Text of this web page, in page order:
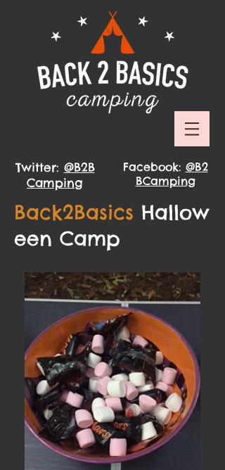
Twitter: @B2B
Camping
Facebook: @B2
BCamping
Back2Basics Hallow
een Camp